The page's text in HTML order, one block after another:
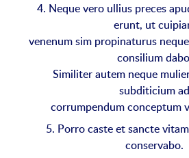
4. Neque vero ullius preces
erunt, ut
venenum sim propinaturus
consilium
Similiter autem neque
subditicium ad
corrumpendum conceptum
5. Porro caste et sancte
conservabo.